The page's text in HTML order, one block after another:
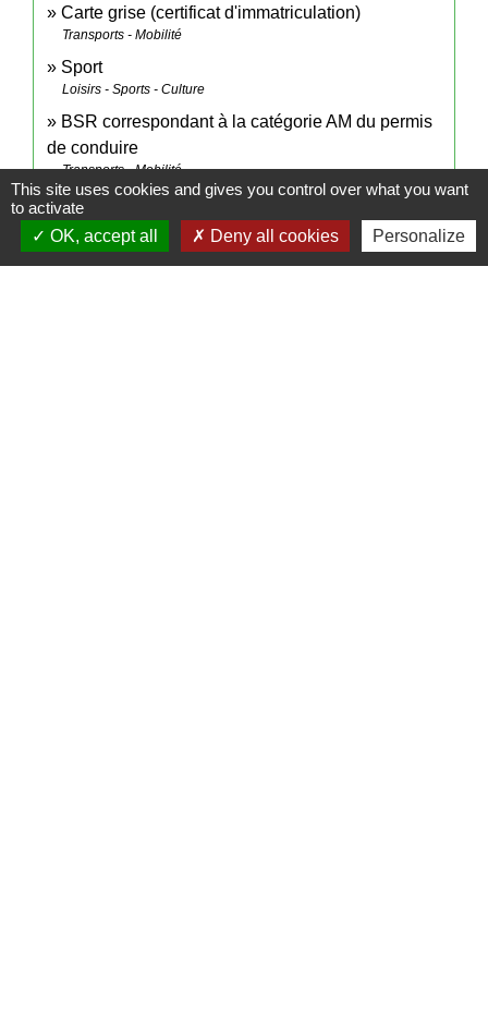
Carte grise (certificat d'immatriculation)
Transports - Mobilité
Sport
Loisirs - Sports - Culture
BSR correspondant à la catégorie AM du permis
de conduire
Transports - Mobilité
Signaler une erreur sur cette page
This site uses cookies and gives you control over what you want
to activate
OK, accept all
Deny all cookies Personalize